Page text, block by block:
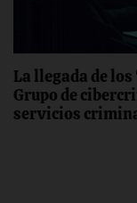
La llegada de
Grupo de
servicios